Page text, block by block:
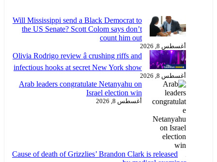
Will Mississippi send a Black Democrat to
the US Senate? Scott Colom says don’t
count him out
أغسطس 8, 2026
Olivia Rodrigo review â crushing riffs and
infectious hooks at secret New York show
أغسطس 8, 2026
Arab leaders congratulate Netanyahu on
Israel election win
أغسطس 8, 2026
Cause of death of Grizzlies’ Brandon Clark is released